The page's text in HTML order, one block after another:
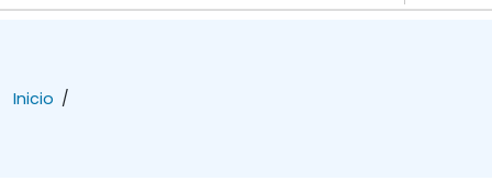
Inicio /